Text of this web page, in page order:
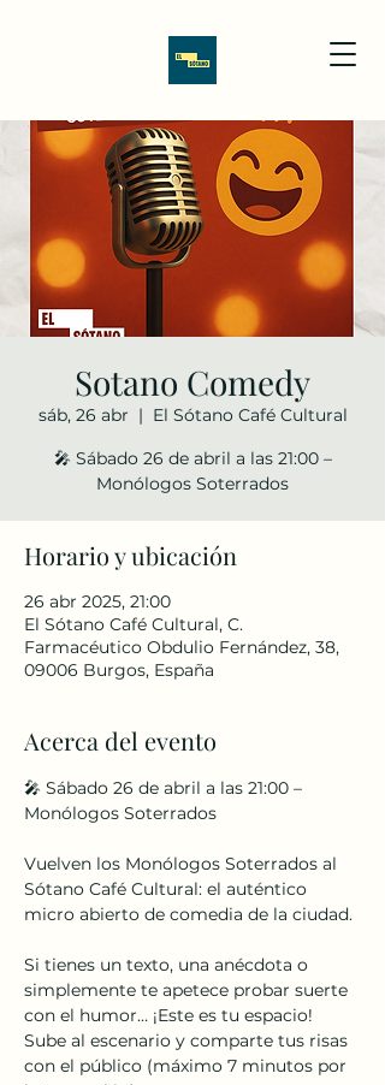
Sotano Comedy
sáb, 26 abr
  |
El Sótano Café Cultural
🎤 Sábado 26 de abril a las 21:00 –
Monólogos Soterrados
Horario y ubicación
26 abr 2025, 21:00
El Sótano Café Cultural, C.
Farmacéutico Obdulio Fernández, 38,
09006 Burgos, España
Acerca del evento
🎤 Sábado 26 de abril a las 21:00 –
Monólogos Soterrados
Vuelven los Monólogos Soterrados al
Sótano Café Cultural: el auténtico
micro abierto de comedia de la ciudad.
Si tienes un texto, una anécdota o
simplemente te apetece probar suerte
con el humor… ¡Este es tu espacio!
Sube al escenario y comparte tus risas
con el público (máximo 7 minutos por